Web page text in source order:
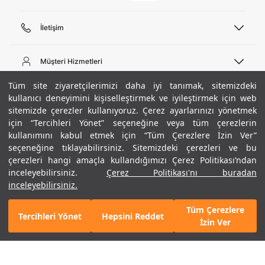
Tüm site ziyaretçilerimizi daha iyi tanımak, sitemizdeki
kullanıcı deneyimini kişiselleştirmek ve iyileştirmek için web
sitemizde çerezler kullanıyoruz. Çerez ayarlarınızı yönetmek
için “Tercihleri Yönet” seçeneğine veya tüm çerezlerin
kullanımını kabul etmek için “Tüm Çerezlere İzin Ver”
seçeneğine tıklayabilirsiniz. Sitemizdeki çerezleri ve bu
çerezleri hangi amaçla kullandığımızı Çerez Politikası’ndan
inceleyebilirsiniz.
Çerez Politikası'nı buradan
inceleyebilirsiniz.
Tercihleri Yönet Hepsini Reddet
Tüm Çerezlere
İzin Ver
3.490 TL
%50
SEPETE EKLE
İletişim
444 02 00
Pazartesi - Cuma 09:00 - 18:00
E-posta
bilgi@underarmour.com
Müşteri Hizmetleri
Sipariş Sorgulama
Bize Ulaşın
Teslimat Bilgileri
İşlem Rehberi
İade ve Değişimler
Sıkça Sorulan Sorular
Beden Rehberi
Site Haritası
Hakkımızda
Ticari Bilgiler
Hükümler ve Koşullar
Gizlilik Politikası
Çerez Politikası
Kariyer
ETBİS
UA Sosyal Medya
Instagram
Facebook
Twitter
Popüler Kategoriler
Erkek Basketbol Ayakkabısı
Çocuk Basketbol Ayakkabısı
Erkek Eşofman
Kadın Tayt